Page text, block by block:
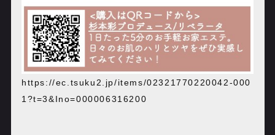
https://ec.tsuku2.jp/items/02321770220042-000
1?t=3&Ino=000006316200